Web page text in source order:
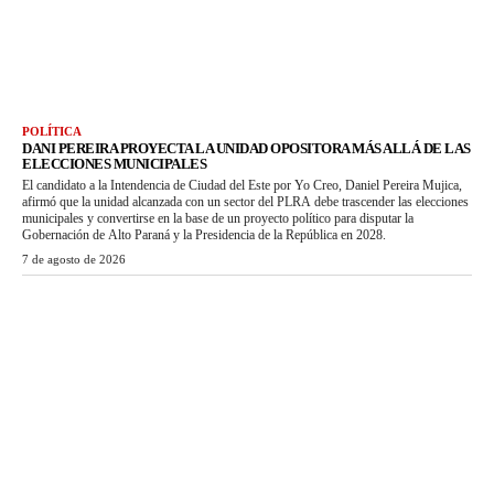
POLÍTICA
DANI PEREIRA PROYECTA LA UNIDAD OPOSITORA MÁS ALLÁ DE LAS
ELECCIONES MUNICIPALES
El candidato a la Intendencia de Ciudad del Este por Yo Creo, Daniel Pereira Mujica,
afirmó que la unidad alcanzada con un sector del PLRA debe trascender las elecciones
municipales y convertirse en la base de un proyecto político para disputar la
Gobernación de Alto Paraná y la Presidencia de la República en 2028.
7 de agosto de 2026